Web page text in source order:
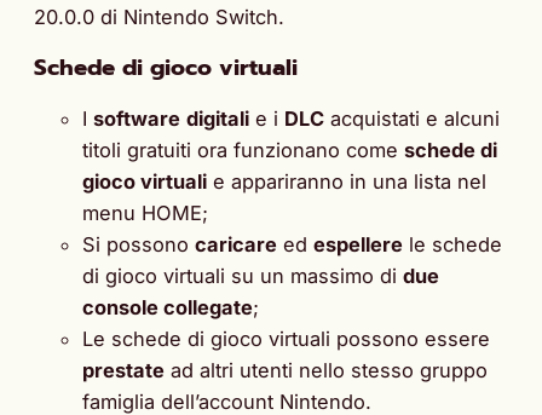
20.0.0 di Nintendo Switch.
Schede di gioco virtuali
I software digitali e i DLC acquistati e alcuni
titoli gratuiti ora funzionano come schede di
gioco virtuali e appariranno in una lista nel
menu HOME;
Si possono caricare ed espellere le schede
di gioco virtuali su un massimo di due
console collegate;
Le schede di gioco virtuali possono essere
prestate ad altri utenti nello stesso gruppo
famiglia dell’account Nintendo.